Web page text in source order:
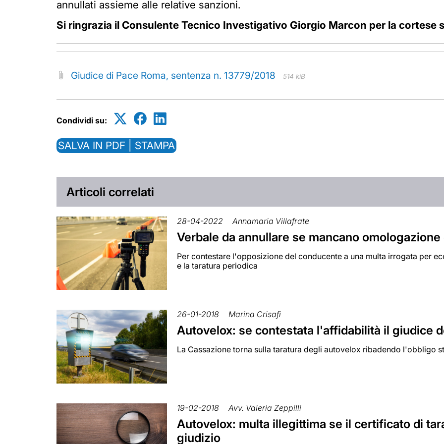
annullati assieme alle relative sanzioni.
Si ringrazia il Consulente Tecnico Investigativo Giorgio Marcon per la cortese
Giudice di Pace Roma, sentenza n. 13779/2018 514 kiB
Condividi su:
SALVA IN PDF | STAMPA
Articoli correlati
28-04-2022 Annamaria Villafrate
Verbale da annullare se mancano omologazione
Per contestare l'opposizione del conducente a una multa irrogata per
e la taratura periodica
26-01-2018 Marina Crisafi
Autovelox: se contestata l'affidabilità il giudice
La Cassazione torna sulla taratura degli autovelox ribadendo l'obbligo
19-02-2018 Avv. Valeria Zeppilli
Autovelox: multa illegittima se il certificato di
giudizio